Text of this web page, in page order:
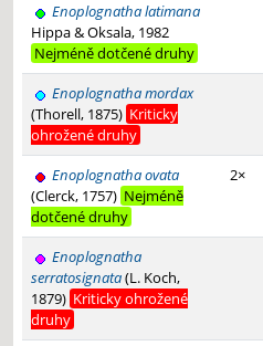
Enoplognatha latimana
Hippa & Oksala, 1982
Nejméně dotčené druhy
Enoplognatha mordax
(Thorell, 1875) Kriticky
ohrožené druhy
Enoplognatha ovata
(Clerck, 1757) Nejméně
dotčené druhy
2×
Enoplognatha
serratosignata(L. Koch,
1879) Kriticky ohrožené
druhy